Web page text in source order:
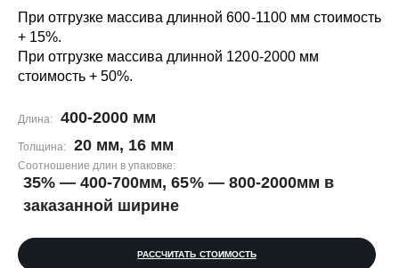
При отгрузке массива длинной 600-1100 мм стоимость
+ 15%.
При отгрузке массива длинной 1200-2000 мм
стоимость + 50%.
Длина: 400-2000 мм
Толщина: 20 мм, 16 мм
Соотношение длин в упаковке:
35% — 400-700мм, 65% — 800-2000мм в
заказанной ширине
РАССЧИТАТЬ СТОИМОСТЬ